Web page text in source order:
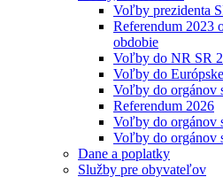
Voľby prezidenta
Referendum 2023
obdobie
Voľby do NR SR
Voľby do
Voľby do orgánov
Referendum 2026
Voľby do orgánov
Voľby do orgánov
Dane a poplatky
Služby pre obyvateľov